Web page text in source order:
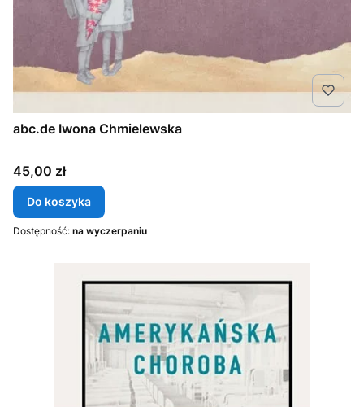
abc.de Iwona Chmielewska
Cena
45,00 zł
Do koszyka
Dostępność: na wyczerpaniu